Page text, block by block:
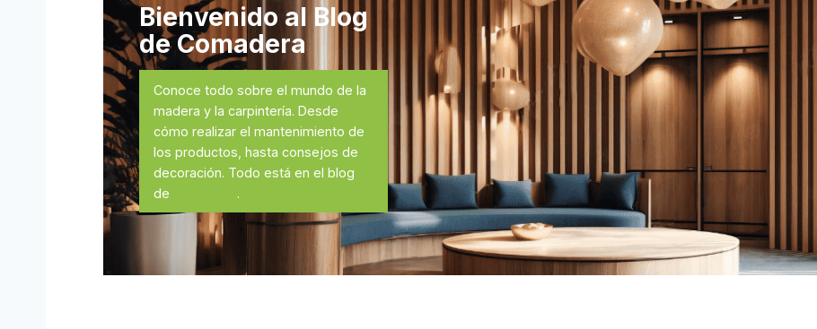
Bienvenido al Blog
de Comadera
Conoce todo sobre el mundo de la
madera y la carpintería. Desde
cómo realizar el mantenimiento de
los productos, hasta consejos de
decoración. Todo está en el blog
de
.